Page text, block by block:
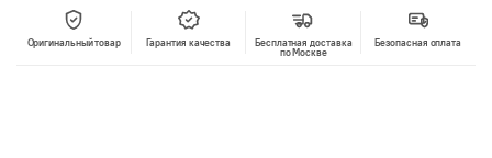
Оригинальный товар Гарантия качества
Бесплатная доставка
по Москве
Безопасная оплата